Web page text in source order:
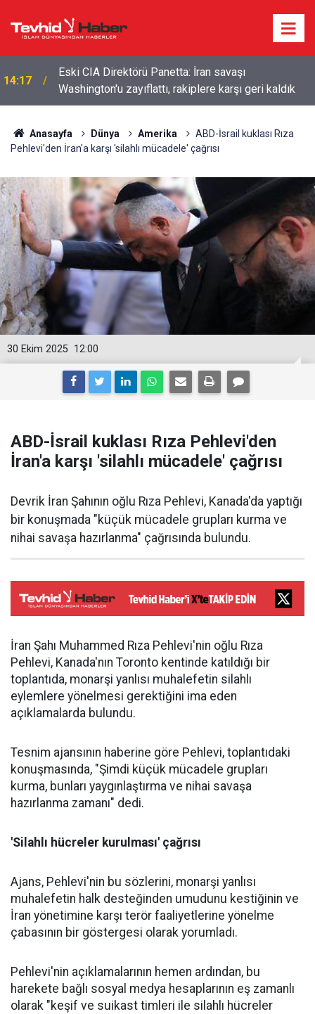
14:17
Eski CIA Direktörü Panetta: İran savaşı
Washington'u zayıflattı, rakiplere karşı geri kaldık
Anasayfa Dünya Amerika
ABD-İsrail kuklası Rıza
Pehlevi'den İran'a karşı 'silahlı mücadele' çağrısı
12:00
30 Ekim 2025
ABD-İsrail kuklası Rıza Pehlevi'den
İran'a karşı 'silahlı mücadele' çağrısı
Devrik İran Şahının oğlu Rıza Pehlevi, Kanada'da yaptığı
bir konuşmada "küçük mücadele grupları kurma ve
nihai savaşa hazırlanma" çağrısında bulundu.
İran Şahı Muhammed Rıza Pehlevi'nin oğlu Rıza
Pehlevi, Kanada'nın Toronto kentinde katıldığı bir
toplantıda, monarşi yanlısı muhalefetin silahlı
eylemlere yönelmesi gerektiğini ima eden
açıklamalarda bulundu.
Tesnim ajansının haberine göre Pehlevi, toplantıdaki
konuşmasında, "Şimdi küçük mücadele grupları
kurma, bunları yaygınlaştırma ve nihai savaşa
hazırlanma zamanı" dedi.
'Silahlı hücreler kurulması' çağrısı
Ajans, Pehlevi'nin bu sözlerini, monarşi yanlısı
muhalefetin halk desteğinden umudunu kestiğinin ve
İran yönetimine karşı terör faaliyetlerine yönelme
çabasının bir göstergesi olarak yorumladı.
Pehlevi'nin açıklamalarının hemen ardından, bu
harekete bağlı sosyal medya hesaplarının eş zamanlı
olarak "keşif ve suikast timleri ile silahlı hücreler